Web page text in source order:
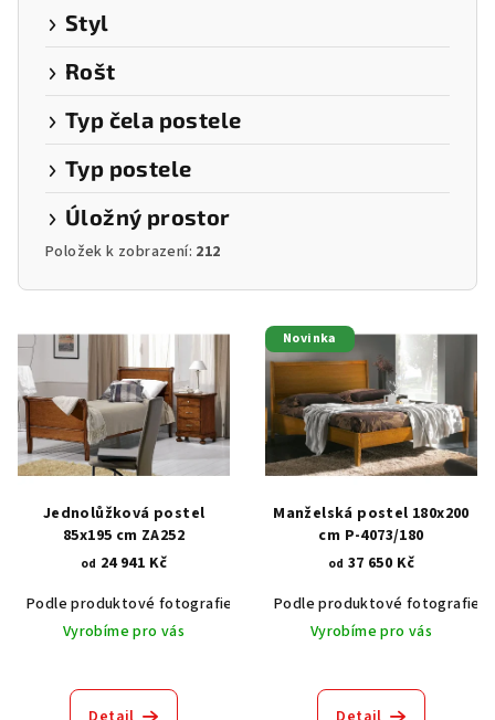
Styl
Rošt
Typ čela postele
Typ postele
Úložný prostor
Položek k zobrazení: 212
ý
p
s
p
Jednolůžková postel
85x195 cm ZA252
od 24 941 Kč
Podle produktové fotografie
Akát vintage BT1551
Dub světlý
Vyrobíme pro vás
Novinka
Manželská postel 180x200
cm P-4073/180
od 37 650 Kč
Podle produktové fotografie
Vyrobíme pro vás